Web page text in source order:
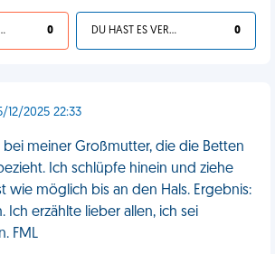
LEBEN IST SCHEISSE 0 DU HAST ES VERDIENT 0
2025 22:33
bei meiner Großmutter, die die Betten
Ich schlüpfe hinein und ziehe
wie möglich bis an den Hals. Ergebnis:
Ich erzählte lieber allen, ich sei
FML